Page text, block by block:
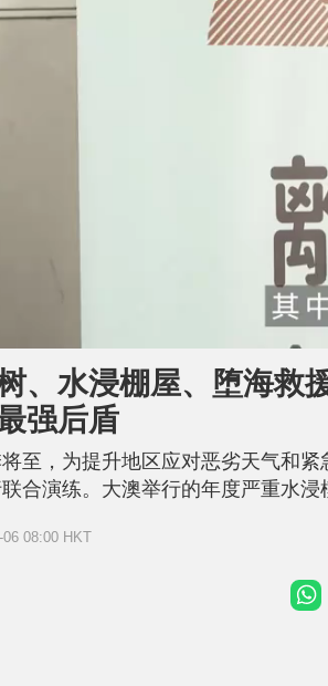
o
e
d
5
.
9
%
、水浸棚屋、堕海救
强后盾
至，为提升地区应对恶劣天气和
合演练。大澳举行的年度严重水
故；在红磡新海滨举行的跨部门风
消防处、警务处和民安队等前线
06 08:00 HKT